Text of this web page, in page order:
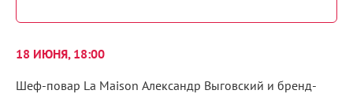
18 ИЮНЯ, 18:00
Шеф-повар La Maison Александр Выговский и бренд-